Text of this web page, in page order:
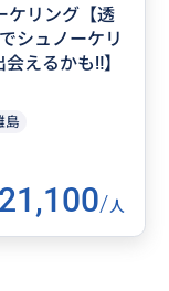
ケリング【透
シュノーケリ
えるかも‼】
島
21,100/人